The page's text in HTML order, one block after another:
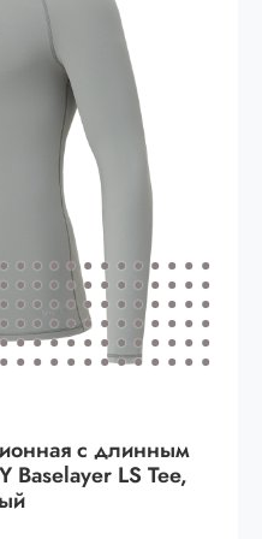
заказов за 6 месяцев
заказов за 6 месяцев
за 6 месяцев -
с длинным
Baselayer LS Tee,